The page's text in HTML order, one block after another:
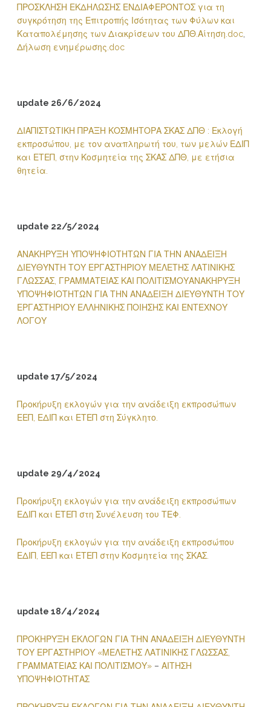
ΠΡΟΣΚΛΗΣΗ ΕΚΔΗΛΩΣΗΣ ΕΝΔΙΑΦΕΡΟΝΤΟΣ για τη
συγκρότηση της Επιτροπής Ισότητας των Φύλων και
Καταπολέμησης των Διακρίσεων του ΔΠΘ.Αίτηση.doc,
Δήλωση ενημέρωσης.doc
update 26/6/2024
ΔΙΑΠΙΣΤΩΤΙΚΗ ΠΡΑΞΗ ΚΟΣΜΗΤΟΡΑ ΣΚΑΣ ΔΠΘ : Εκλογή
εκπροσώπου, με τον αναπληρωτή του, των μελών ΕΔΙΠ
και ΕΤΕΠ, στην Κοσμητεία της ΣΚΑΣ ΔΠΘ, με ετήσια
θητεία.
update 22/5/2024
ΑΝΑΚΗΡΥΞΗ ΥΠΟΨΗΦΙΟΤΗΤΩΝ ΓΙΑ ΤΗΝ ΑΝΑΔΕΙΞΗ
ΔΙΕΥΘΥΝΤΗ ΤΟΥ ΕΡΓΑΣΤΗΡΙΟΥ ΜΕΛΕΤΗΣ ΛΑΤΙΝΙΚΗΣ
ΓΛΩΣΣΑΣ, ΓΡΑΜΜΑΤΕΙΑΣ ΚΑΙ ΠΟΛΙΤΙΣΜΟΥΑΝΑΚΗΡΥΞΗ
ΥΠΟΨΗΦΙΟΤΗΤΩΝ ΓΙΑ ΤΗΝ ΑΝΑΔΕΙΞΗ ΔΙΕΥΘΥΝΤΗ ΤΟΥ
ΕΡΓΑΣΤΗΡΙΟΥ ΕΛΛΗΝΙΚΗΣ ΠΟΙΗΣΗΣ ΚΑΙ ΕΝΤΕΧΝΟΥ
ΛΟΓΟΥ
update 17/5/2024
Προκήρυξη εκλογών για την ανάδειξη εκπροσώπων
ΕΕΠ, ΕΔΙΠ και ΕΤΕΠ στη Σύγκλητο.
update 29/4/2024
Προκήρυξη εκλογών για την ανάδειξη εκπροσώπων
ΕΔΙΠ και ΕΤΕΠ στη Συνέλευση του ΤΕΦ.
Προκήρυξη εκλογών για την ανάδειξη εκπροσώπου
ΕΔΙΠ, ΕΕΠ και ΕΤΕΠ στην Κοσμητεία της ΣΚΑΣ.
update 18/4/2024
ΠΡΟΚΗΡΥΞΗ ΕΚΛΟΓΩΝ ΓΙΑ ΤΗΝ ΑΝΑΔΕΙΞΗ ΔΙΕΥΘΥΝΤΗ
ΤΟΥ ΕΡΓΑΣΤΗΡΙΟΥ «ΜΕΛΕΤΗΣ ΛΑΤΙΝΙΚΗΣ ΓΛΩΣΣΑΣ,
ΓΡΑΜΜΑΤΕΙΑΣ ΚΑΙ ΠΟΛΙΤΙΣΜΟΥ»– ΑΙΤΗΣΗ
ΥΠΟΨΗΦΙΟΤΗΤΑΣ